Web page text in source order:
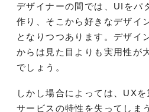
デザイナーの間では、UIをパ
作り、そこから好きなデザイ
となりつつあります。デザイ
からは見た目よりも実用性が
でしょう。
しかし場合によっては、UX
サービスの特性を失ってしま